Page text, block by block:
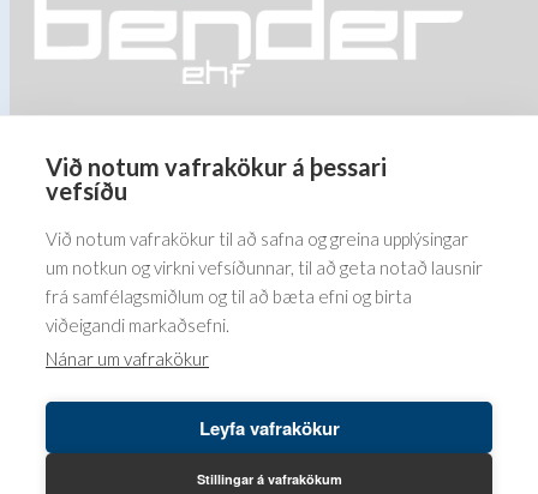
Við notum vafrakökur á þessari
vefsíðu
Við notum vafrakökur til að safna og greina upplýsingar
um notkun og virkni vefsíðunnar, til að geta notað lausnir
frá samfélagsmiðlum og til að bæta efni og birta
viðeigandi markaðsefni.
Nánar um vafrakökur
Leyfa vafrakökur
Stillingar á vafrakökum
Barðastaðir 1-5, 112 Reykjavík
5576070
Höfundaréttur© 2026 Bender ehf. LUSINI International GmbH.
LB vefumsjón hjá
Leikbreytir ehf.